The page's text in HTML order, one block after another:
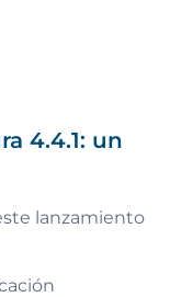
4.4.1: un
lanzamiento